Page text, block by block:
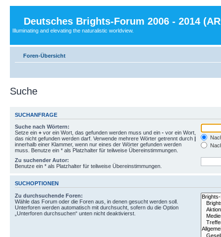
Deutsches Brights-Forum 2006 - 2014
Illuminating and elevating the naturalistic worldview.
Foren-Übersicht
Suche
SUCHANFRAGE
Suche nach Wörtern:
Setze ein + vor ein Wort, das gefunden werden muss und ein - vor ein Wort,
das nicht gefunden werden darf. Verwende mehrere Wörter getrennt durch |
innerhalb einer Klammer, wenn nur eines der Wörter gefunden werden
muss. Benutze ein * als Platzhalter für teilweise Übereinstimmungen.
Zu suchender Autor:
Benutze ein * als Platzhalter für teilweise Übereinstimmungen.
SUCHOPTIONEN
Zu durchsuchende Foren:
Wähle das Forum oder die Foren aus, in denen gesucht werden soll.
Unterforen werden automatisch mit durchsucht, sofern du die Option
„Unterforen durchsuchen“ unten nicht deaktivierst.